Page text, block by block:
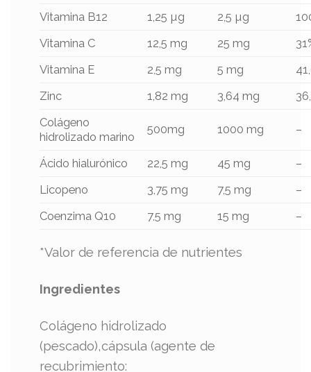
Vitamina B12 1,25 µg 2,5 µg
Vitamina C
12,5 mg 25 mg
Vitamina E
2,5 mg 5 mg
Zinc
1,82 mg 3,64 mg
Colágeno
hidrolizado marino
500mg 1000 mg –
Ácido hialurónico 22,5 mg 45 mg
–
Licopeno
3,75 mg 7,5 mg
–
Coenzima Q10
7,5 mg 15 mg –
*Valor de referencia de nutrientes
Ingredientes
Colágeno hidrolizado
(pescado),cápsula (agente de
recubrimiento: